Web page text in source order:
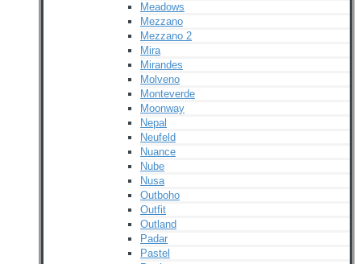
Meadows
Mezzano
Mezzano 2
Mira
Mirandes
Molveno
Monteverde
Moonway
Nepal
Neufeld
Nuance
Nube
Nusa
Outboho
Outfit
Outland
Padar
Pastel